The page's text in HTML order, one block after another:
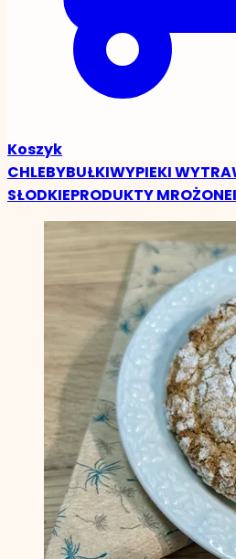
Koszyk
CHLEBYBUŁKIWYPIEKI
SŁODKIEPRODUKTY MROŻONE